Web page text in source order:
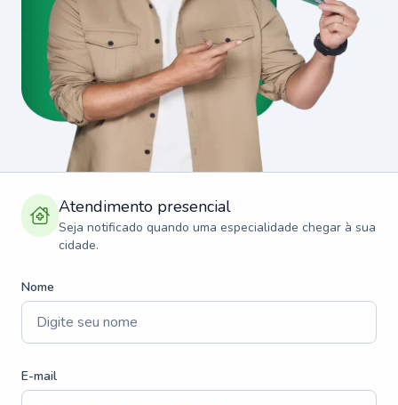
Atendimento presencial
Seja notificado quando uma especialidade chegar à sua
cidade.
Nome
E-mail